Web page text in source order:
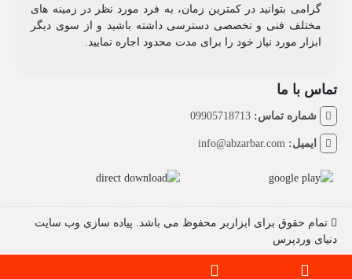
گرامی بتوانید در کمترین زمان، به فرد مورد نظر در زمینه های
مختلف فنی و تخصصی دسترسی داشته باشید و از سوی دیگر
ابزار مورد نیاز خود را برای مدت محدود اجاره نمایید.
تماس با ما
شماره تماس:09905718713
ایمیل:info@abzarbar.com
تمام حقوق برای ابزاربر محفوظ می باشد. پیاده سازی وب سایت
دنیای وردپرس